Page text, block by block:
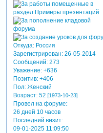
Откуда:Россия
Зарегистрирован: 26-05-2014
Сообщений:273
Уважение: +636
Позитив: +406
Пол:Женский
Возраст:52 [1973-10-23]
Провел на форуме:
26 дней 10 часов
Последний визит:
09-01-2025 11:09:50